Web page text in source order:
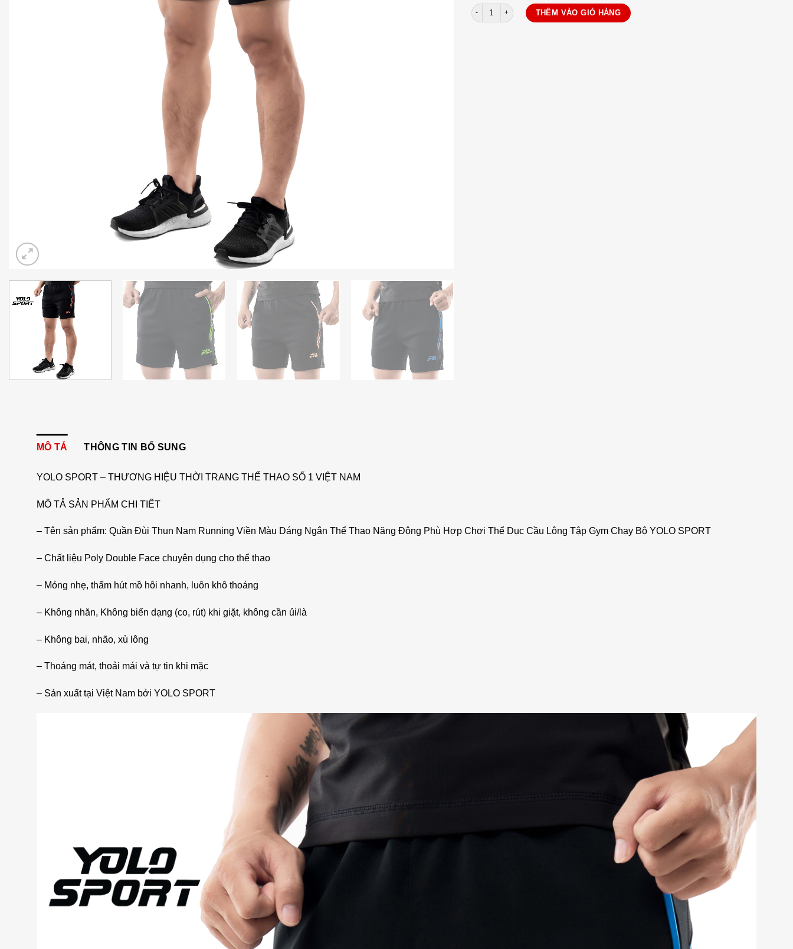
Quần đùi YOLO running viền màu số lượng
THÊM VÀO GIỎ HÀNG
MÔ TẢ THÔNG TIN BỔ SUNG
YOLO SPORT – THƯƠNG HIỆU THỜI TRANG THỂ THAO SỐ 1 VIỆT NAM
MÔ TẢ SẢN PHẨM CHI TIẾT
– Tên sản phẩm: Quần Đùi Thun Nam Running Viền Màu Dáng Ngắn Thể Thao Năng Động Phù Hợp Chơi Thể Dục Cầu Lông Tập Gym Chạy Bộ YOLO SPORT
– Chất liệu Poly Double Face chuyên dụng cho thể thao
– Mỏng nhẹ, thấm hút mồ hôi nhanh, luôn khô thoáng
– Không nhăn, Không biến dạng (co, rút) khi giặt, không cần ủi/là
– Không bai, nhão, xù lông
– Thoáng mát, thoải mái và tự tin khi mặc
– Sản xuất tại Việt Nam bởi YOLO SPORT